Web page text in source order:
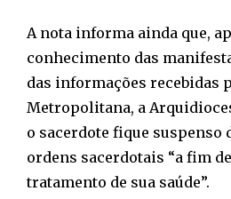
A nota informa ainda que,
conhecimento das
das informações recebidas
Metropolitana, a
o sacerdote fique suspenso
ordens sacerdotais “a fim
tratamento de sua saúde”.